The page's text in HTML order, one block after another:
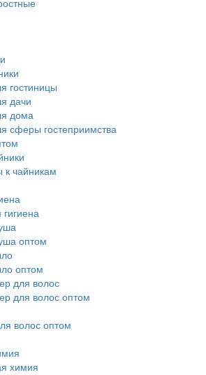
гостиницы
дачи
дома
сферы гостеприимства
к чайникам
оптом
оптом
для волос
для волос оптом
волос оптом
химия